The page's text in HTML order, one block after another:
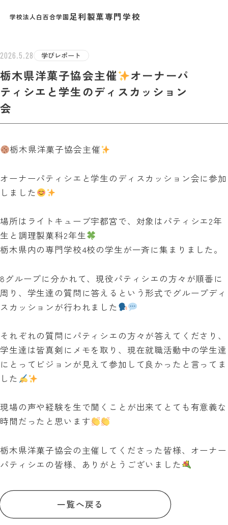
学校法人白百合学園足利製菓専門学校
2026.5.28 学びレポート
栃木県洋菓子協会主催
オーナーパ
ティシエと学生のディスカッション
会
栃木県洋菓子協会主催
オーナーパティシエと学生のディスカッション会に参加
しました
場所はライトキューブ宇都宮で、対象はパティシエ2年
生と調理製菓科2年生
栃木県内の専門学校4校の学生が一斉に集まりました。
8グループに分かれて、現役パティシエの方々が順番に
周り、学生達の質問に答えるという形式でグループディ
スカッションが行われました
それぞれの質問にパティシエの方々が答えてくださり、
学生達は皆真剣にメモを取り、現在就職活動中の学生達
にとってビジョンが見えて参加して良かったと言ってま
した
現場の声や経験を生で聞くことが出来てとても有意義な
時間だったと思います
栃木県洋菓子協会の主催してくださった皆様、オーナー
パティシエの皆様、ありがとうございました
一覧へ戻る